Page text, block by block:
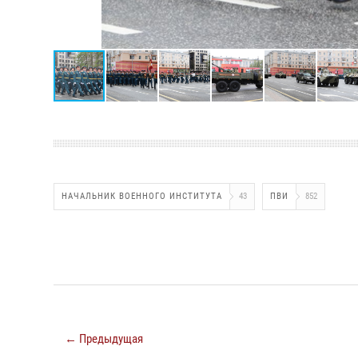
НАЧАЛЬНИК ВОЕННОГО ИНСТИТУТА 43 ПВИ 852
← Предыдущая